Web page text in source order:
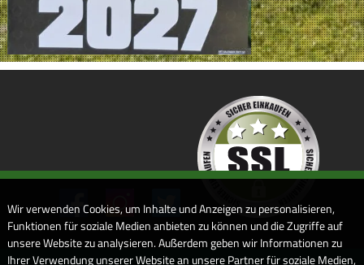
Wir verwenden Cookies, um Inhalte und Anzeigen zu personalisieren,
Funktionen für soziale Medien anbieten zu können und die Zugriffe auf
unsere Website zu analysieren. Außerdem geben wir Informationen zu
Ihrer Verwendung unserer Website an unsere Partner für soziale Medien,